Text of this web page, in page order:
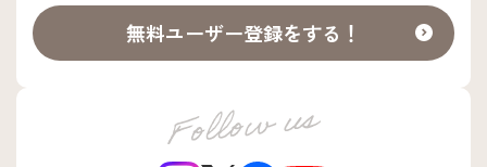
無料ユーザー登録をする！